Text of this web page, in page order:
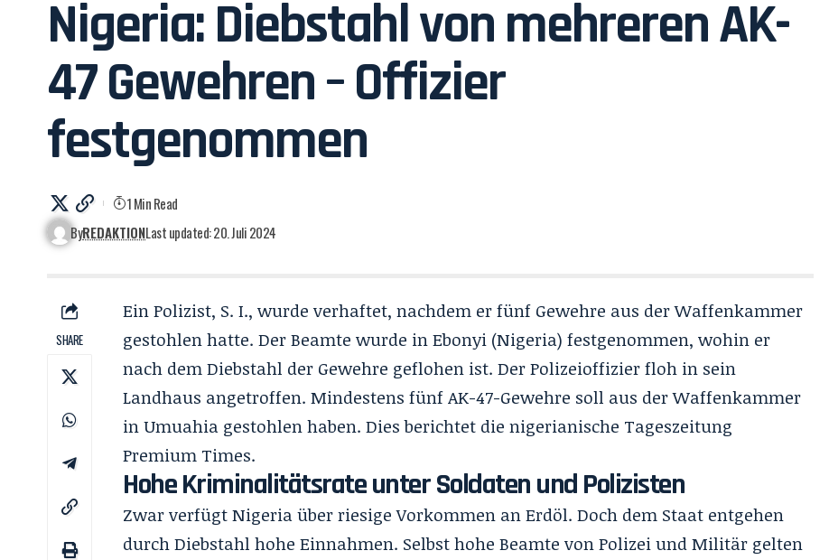
Nigeria: Diebstahl von mehreren AK-
47 Gewehren – Offizier
festgenommen
ByREDAKTIONLast updated: 20. Juli 2024
1 Min Read
SHARE
Ein Polizist, S. I., wurde verhaftet, nachdem er fünf Gewehre aus der Waffenkammer
gestohlen hatte. Der Beamte wurde in Ebonyi (Nigeria) festgenommen, wohin er
nach dem Diebstahl der Gewehre geflohen ist. Der Polizeioffizier floh in sein
Landhaus angetroffen. Mindestens fünf AK-47-Gewehre soll aus der Waffenkammer
in Umuahia gestohlen haben. Dies berichtet die nigerianische Tageszeitung
Premium Times.
Hohe Kriminalitätsrate unter Soldaten und Polizisten
Zwarverfügt Nigeria über riesige Vorkommen an Erdöl. Doch dem Staat entgehen
durch Diebstahl hohe Einnahmen. Selbst hohe Beamte von Polizei und Militär gelten